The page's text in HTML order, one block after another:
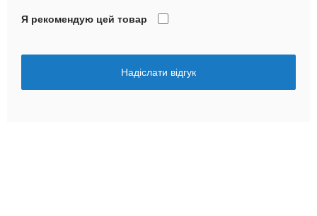
Я рекомендую цей товар
Надіслати відгук